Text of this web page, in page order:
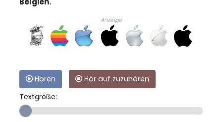
Anzeige
Hören
Hör auf zuzuhören
Textgröße: